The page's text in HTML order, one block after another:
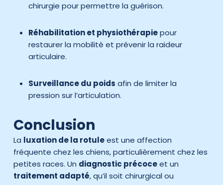
chirurgie pour permettre la guérison.
Réhabilitation et physiothérapiepour
restaurer la mobilité et prévenir la raideur
articulaire.
Surveillance du poids afin de limiter la
pression sur l’articulation.
Conclusion
La luxation de la rotuleest une affection
fréquente chez les chiens, particulièrement chez les
petites races. Un diagnostic précoceet un
traitement adapté, qu’il soit chirurgical ou